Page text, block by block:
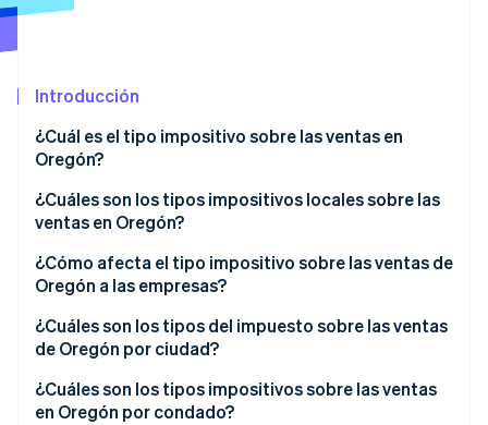
Constitución de una startup
Climate
Eliminación de dióxido de carbono
Verificación de identidad en línea
Stripe Sessions 2026
Descubre cómo Stripe está construyendo la
Ver ahora
Introducción
¿Cuál es el tipo impositivo sobre las ventas en
Oregón?
¿Cuáles son los tipos impositivos locales sobre las
ventas en Oregón?
¿Existen excepciones?
¿Cómo afecta el tipo impositivo sobre las ventas de
Oregón a las empresas?
Vender a otros estados desde Oregón
Vender en Oregón desde otro estado
Compras transfronterizas
¿Cuáles son los tipos del impuesto sobre las ventas
de Oregón por ciudad?
¿Cuáles son los tipos impositivos sobre las ventas
en Oregón por condado?